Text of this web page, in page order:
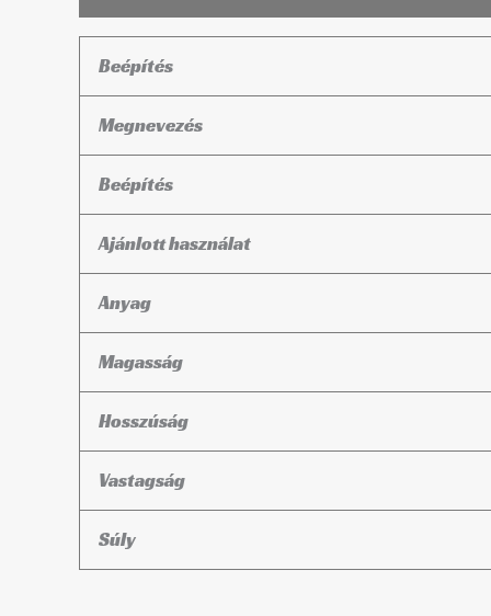
Beépítés
Megnevezés
Beépítés
Ajánlott használat
Anyag
Magasság
Hosszúság
Vastagság
Súly